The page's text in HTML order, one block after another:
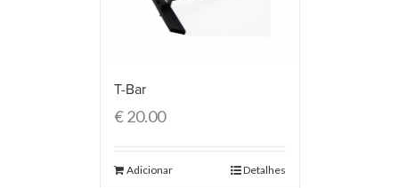
T-Bar
€20.00
Adicionar Detalhes